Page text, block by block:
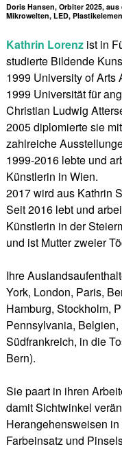
Doris Hansen, Orbiter 2025,
Mikrowelten, LED,
Kathrin Lorenz ist in
studierte Bildende
1999 University of
1999 Universität für
Christian Ludwig
2005 diplomierte sie
zahlreiche
1999-2016 lebte und
Künstlerin in Wien.
2017 wird aus Kathrin
Seit 2016 lebt und
Künstlerin in der
und ist Mutter zweier
Ihre
York, London, Paris,
Hamburg, Stockholm,
Pennsylvania,
Südfrankreich, in die
Bern).
Sie paart in ihren
damit Sichtwinkel
Herangehensweisen
Farbeinsatz und